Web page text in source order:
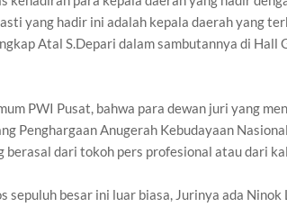
yang hadir ini adalah kepala daerah yang
Atal S.Depari dalam sambutannya di Hall
PWI Pusat, bahwa para dewan juri yang
Penghargaan Anugerah Kebudayaan
berasal dari tokoh pers profesional atau dari
sepuluh besar ini luar biasa, Jurinya ada Ninok